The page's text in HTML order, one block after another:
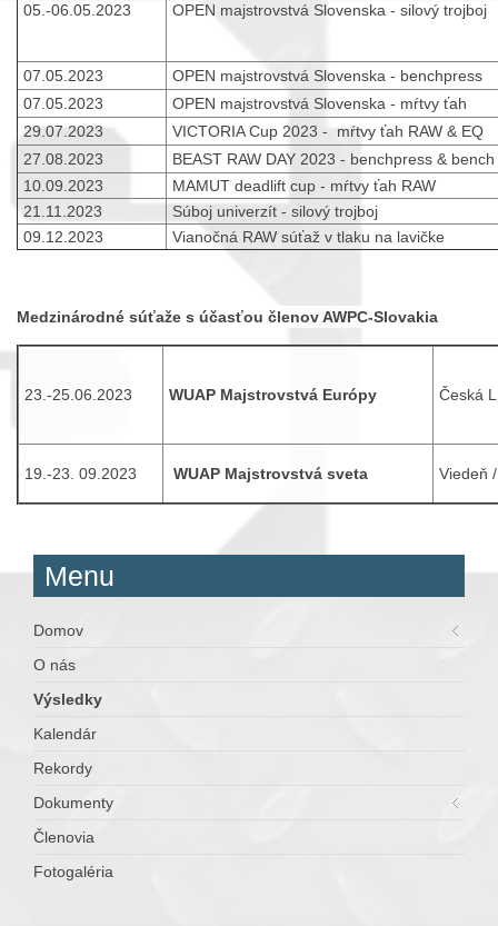
05.-06.05.2023 OPEN majstrovstvá Slovenska - silový trojboj
07.05.2023
OPEN majstrovstvá Slovenska - benchpress
07.05.2023
OPEN majstrovstvá Slovenska - mŕtvy ťah
29.07.2023
VICTORIA Cup 2023 - mŕtvy ťah RAW & EQ
27.08.2023
BEAST RAW DAY 2023 - benchpress & bench
10.09.2023
MAMUT deadlift cup - mŕtvy ťah RAW
21.11.2023
Súboj univerzít - silový trojboj
09.12.2023
Vianočná RAW súťaž v tlaku na lavičke
Medzinárodné súťaže s účasťou členov AWPC-Slovakia
23.-25.06.2023 WUAP Majstrovstvá Európy Česká
19.-23. 09.2023 WUAP Majstrovstvá sveta Viedeň
Menu
Domov
O nás
Výsledky
Kalendár
Rekordy
Dokumenty
Členovia
Fotogaléria